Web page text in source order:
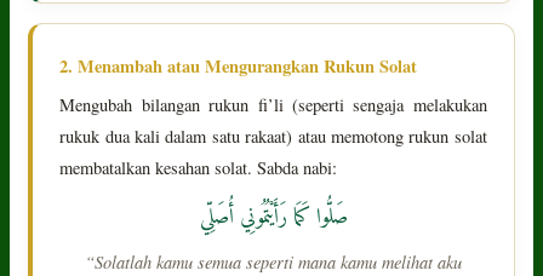
2. Menambah atau Mengurangkan Rukun Solat
Mengubah bilangan rukun fi’li (seperti sengaja melakukan
rukuk dua kali dalam satu rakaat) atau memotong rukun solat
membatalkan kesahan solat. Sabda nabi:
صَلُّوا كَمَا رَأَيْتُمُونِي أُصَلِّي
“Solatlah kamu semua seperti mana kamu melihat aku